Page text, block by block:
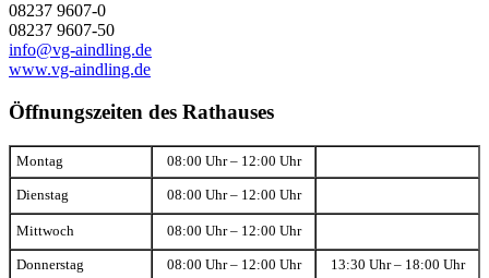
08237 9607-0
08237 9607-50
info@vg-aindling.de
www.vg-aindling.de
Öffnungszeiten des Rathauses
Montag 08:00 Uhr – 12:00 Uhr
Dienstag 08:00 Uhr – 12:00 Uhr
Mittwoch 08:00 Uhr – 12:00 Uhr
Donnerstag 08:00 Uhr – 12:00 Uhr 13:30 Uhr – 18:00 Uhr